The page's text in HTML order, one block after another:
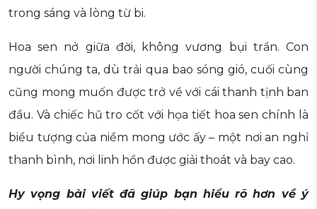
trong sáng và lòng từ bi.
Hoa sen nở giữa đời, không vương bụi trần. Con
người chúng ta, dù trải qua bao sóng gió, cuối cùng
cũng mong muốn được trở về với cái thanh tịnh ban
đầu. Và chiếc hũ tro cốt với họa tiết hoa sen chính là
biểu tượng của niềm mong ước ấy – một nơi an nghỉ
thanh bình, nơi linh hồn được giải thoát và bay cao.
Hy vọng bài viết đã giúp bạn hiểu rõ hơn về ý